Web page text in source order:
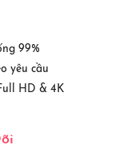
99%
yêu cầu
HD & 4K